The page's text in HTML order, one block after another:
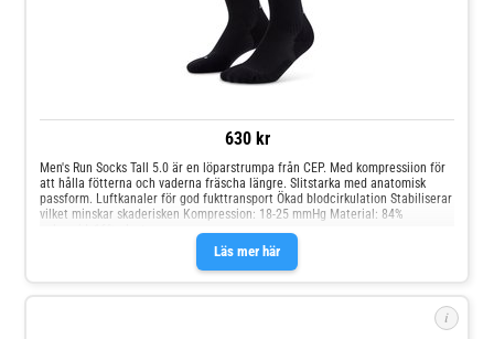
630 kr
Läs mer här
Men's Run Socks Tall 5.0 är en löparstrumpa från CEP. Med kompressiion för
att hålla fötterna och vaderna fräscha längre. Slitstarka med anatomisk
passform. Luftkanaler för god fukttransport Ökad blodcirkulation Stabiliserar
vilket minskar skaderisken Kompression: 18-25 mmHg Material: 84%
i